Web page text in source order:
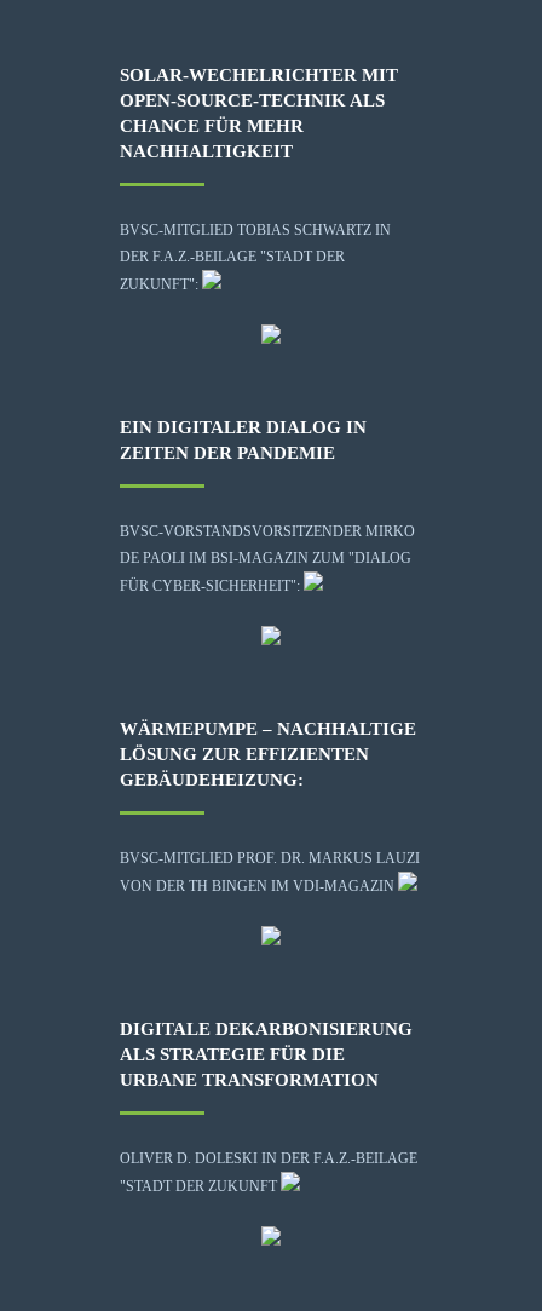
SOLAR-WECHELRICHTER MIT
OPEN-SOURCE-TECHNIK ALS
CHANCE FÜR MEHR
NACHHALTIGKEIT
BVSC-MITGLIED TOBIAS SCHWARTZ IN
DER F.A.Z.-BEILAGE "STADT DER
ZUKUNFT":
EIN DIGITALER DIALOG IN
ZEITEN DER PANDEMIE
BVSC-VORSTANDSVORSITZENDER MIRKO
DE PAOLI IM BSI-MAGAZIN ZUM "DIALOG
FÜR CYBER-SICHERHEIT":
WÄRMEPUMPE – NACHHALTIGE
LÖSUNG ZUR EFFIZIENTEN
GEBÄUDEHEIZUNG:
BVSC-MITGLIED PROF. DR. MARKUS LAUZI
VON DER TH BINGEN IM VDI-MAGAZIN
DIGITALE DEKARBONISIERUNG
ALS STRATEGIE FÜR DIE
URBANE TRANSFORMATION
OLIVER D. DOLESKI IN DER F.A.Z.-BEILAGE
"STADT DER ZUKUNFT